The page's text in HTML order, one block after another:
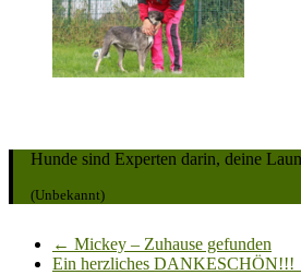
Hunde sind Experten darin, deine
(Unbekannt)
← Mickey – Zuhause gefunden
Ein herzliches DANKESCHÖN!!!